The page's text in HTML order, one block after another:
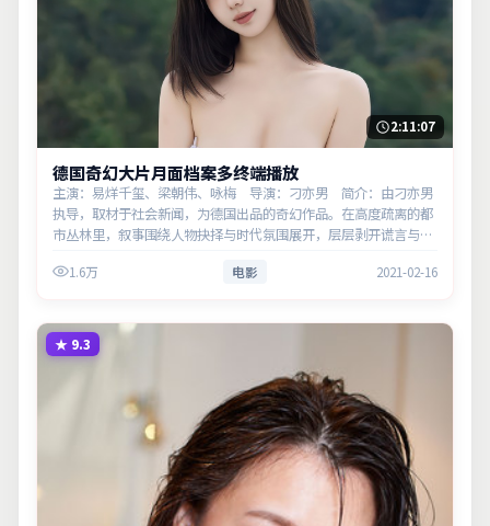
2:11:07
德国奇幻大片月面档案多终端播放
主演：易烊千玺、梁朝伟、咏梅 导演：刁亦男 简介：由刁亦男
执导，取材于社会新闻，为德国出品的奇幻作品。在高度疏离的都
市丛林里，叙事围绕人物抉择与时代氛围展开，层层剥开谎言与真
1.6万 电影 2021-02-16
★ 9.3